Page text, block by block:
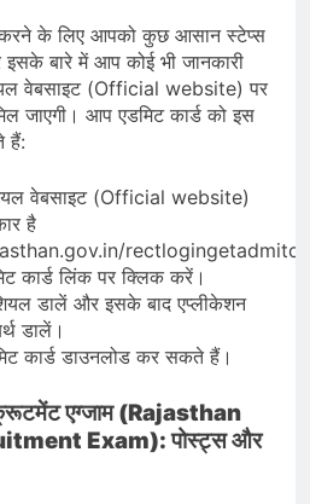
करने के लिए आपको कुछ आसान स्टेप्स
इसके बारे में आप कोई भी जानकारी
वेबसाइट (Official website) पर
जाएगी। आप एडमिट कार्ड को इस
हैं:
वेबसाइट (Official website)
है
कार्ड लिंक पर क्लिक करें।
डालें और इसके बाद एप्लीकेशन
डालें।
कार्ड डाउनलोड कर सकते हैं।
एग्जाम (Rajasthan
Exam): पोस्ट्स और